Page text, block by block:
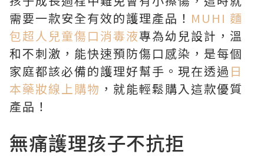
需要一款安全有效的護理產品！ MUHI 麵
包超人兒童傷口消毒液專為幼兒設計，溫
和不刺激，能快速預防傷口感染，是每個
家庭都該必備的護理好幫手。現在透過 日
本藥妝線上購物 ，就能輕鬆購入這款優質
產品！
無痛護理孩子不抗拒